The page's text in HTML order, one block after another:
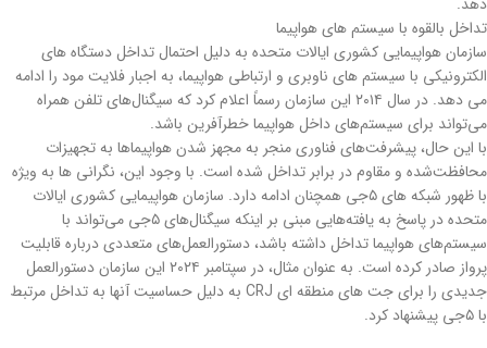
تداخل بالقوه با سیستم های هواپیما
سازمان هواپیمایی کشوری ایالات متحده به دلیل احتمال تداخل دستگاه های
الکترونیکی با سیستم های ناوبری و ارتباطی هواپیما، به اجبار فلایت مود را ادامه
می دهد. در سال ۲۰۱۴ این سازمان رسماً اعلام کرد که سیگنال‌های تلفن همراه
می‌تواند برای سیستم‌های داخل هواپیما خطرآفرین باشد.
با این حال، پیشرفت‌های فناوری منجر به مجهز شدن هواپیماها به تجهیزات
محافظت‌شده و مقاوم در برابر تداخل شده است. با وجود این، نگرانی ها به ویژه
با ظهور شبکه های ۵جی همچنان ادامه دارد. سازمان هواپیمایی کشوری ایالات
متحده در پاسخ به یافته‌هایی مبنی بر اینکه سیگنال‌های ۵جی می‌تواند با
سیستم‌های هواپیما تداخل داشته باشد، دستورالعمل‌های متعددی درباره قابلیت
پرواز صادر کرده است. به عنوان مثال، در سپتامبر ۲۰۲۴ این سازمان دستورالعمل
جدیدی را برای جت های منطقه ای CRJ به دلیل حساسیت آنها به تداخل مرتبط
با ۵جی پیشنهاد کرد.